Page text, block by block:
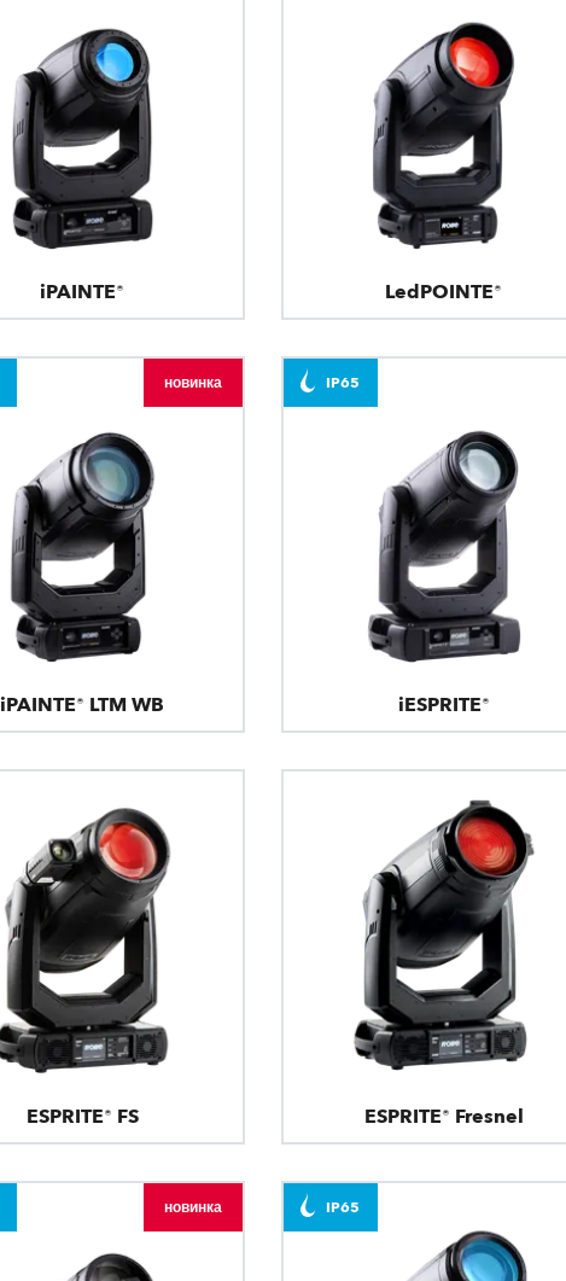
iPAINTE® LedPOINTE®
iPAINTE® LTM WB
новинка
iESPRITE®
IP65
ESPRITE® FS ESPRITE® Fresnel
новинка IP65